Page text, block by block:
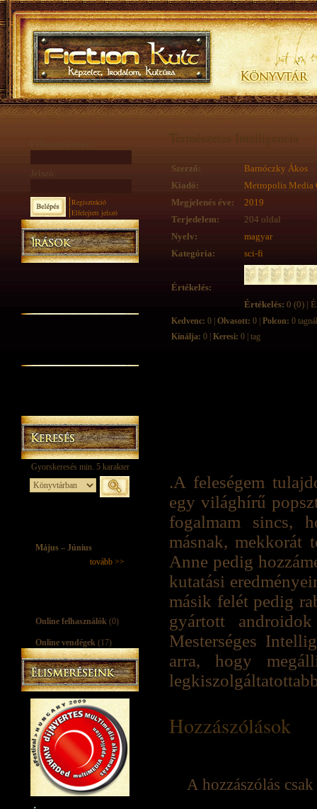
Jelszó:
Regisztráció
Elfelejtett jelszó
Május – Június
tovább >>
Online felhasználók (0)
Online vendégek (17)
Természetes Intelligencia
Szerző:
Barnóczky Ákos
Kiadó:
Metropolis Media
Megjelenés éve:
2019
Terjedelem:
204 oldal
Nyelv:
magyar
Kategória:
sci-fi
Értékelés:
Értékelés: 0 (0) |
Kedvenc: 0 | Olvasott: 0 | Polcon: 0 tagnál
Kínálja: 0 | Keresi: 0 | tag
.A feleségem
egy világhírű
fogalmam sincs,
másnak, mekkorát
Anne pedig
kutatási
másik felét pedig
gyártott
Mesterséges
arra, hogy
Hozzászólások
A hozzászólás